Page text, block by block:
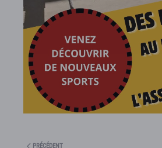
PRÉCÉDENT